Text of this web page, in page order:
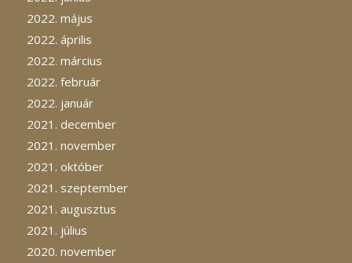
2022. május
2022. április
2022. március
2022. február
2022. január
2021. december
2021. november
2021. október
2021. szeptember
2021. augusztus
2021. július
2020. november